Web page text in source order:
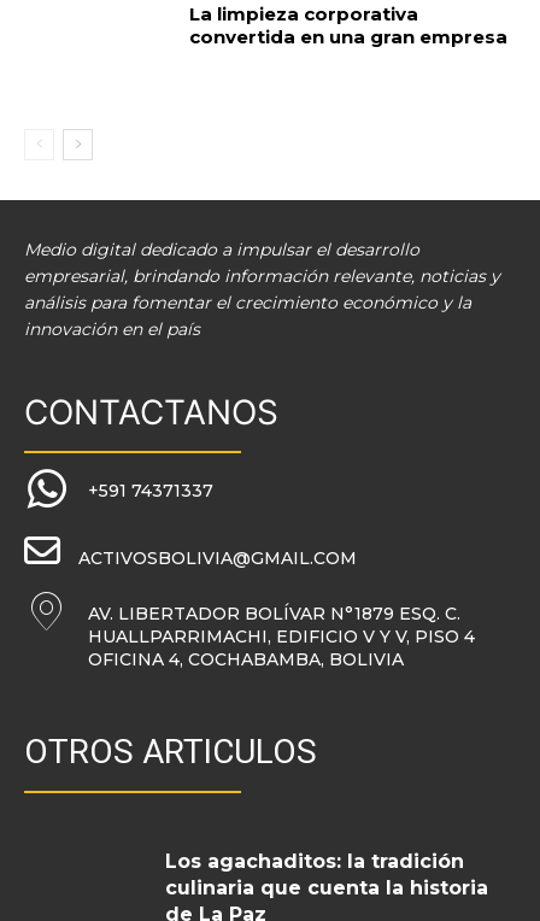
La limpieza corporativa
convertida en una gran empresa
Medio digital dedicado a impulsar el desarrollo
empresarial, brindando información relevante, noticias y
análisis para fomentar el crecimiento económico y la
innovación en el país
CONTACTANOS
+591 74371337
ACTIVOSBOLIVIA@GMAIL.COM
AV. LIBERTADOR BOLÍVAR N°1879 ESQ. C.
HUALLPARRIMACHI, EDIFICIO V Y V, PISO 4
OFICINA 4, COCHABAMBA, BOLIVIA
OTROS ARTICULOS
Los agachaditos: la tradición
culinaria que cuenta la historia
de La Paz